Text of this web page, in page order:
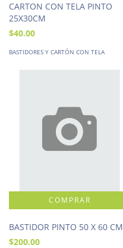
CARTON CON TELA PINTO
25X30CM
$40.00
BASTIDORES Y CARTÓN CON TELA
BASTIDOR PINTO 50 X 60 CM
$200.00